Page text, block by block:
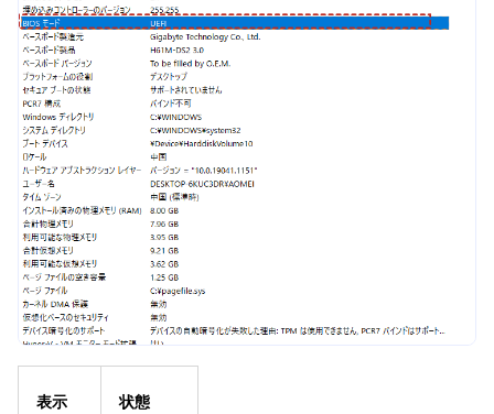
表示 状態